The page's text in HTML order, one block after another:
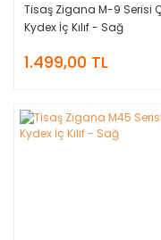
Tisaş Zigana M-9 Serisi
Kydex İç Kılıf - Sağ
1.499,00 TL